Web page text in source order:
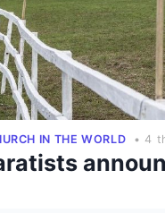
IN THE WORLD • 4